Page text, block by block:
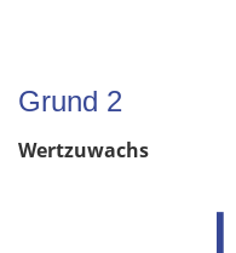
Grund 2
Wertzuwachs